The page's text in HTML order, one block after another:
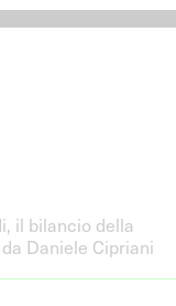
il bilancio della
Daniele Cipriani